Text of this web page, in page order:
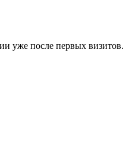
уже после первых визитов.